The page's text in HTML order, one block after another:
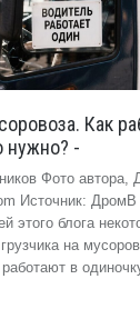
Как
нужно? -
Фото автора,
Источник: ДромВ
этого блога
на
в